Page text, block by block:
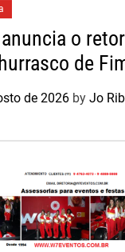
o
de
de 2026 by Jo